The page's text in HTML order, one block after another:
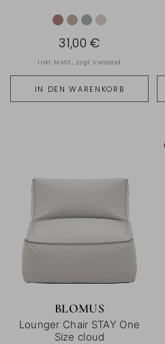
IN DEN WARENKORB
31,00 €
inkl. MwSt., zzgl.Versand
BLOMUS
Lounger Chair STAY One
Size cloud